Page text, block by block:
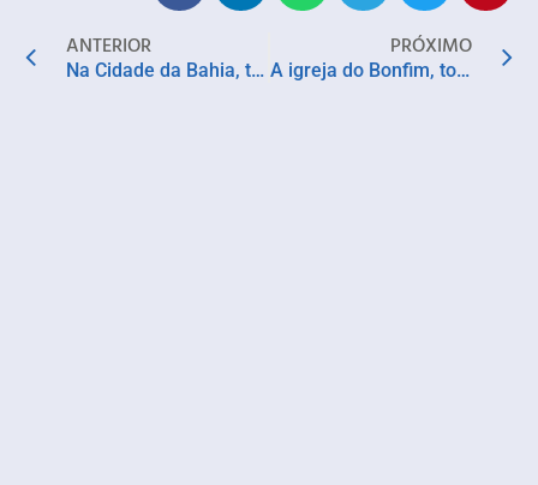
ANTERIOR
Na Cidade da Bahia, todos os caminhos levam à Colina Sagrada
PRÓXIMO
A igreja do Bonfim, toda ela, é um grande ex-voto